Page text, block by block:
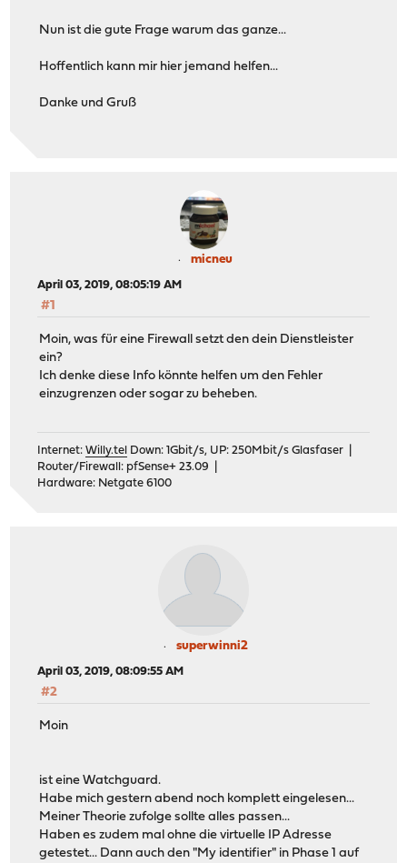
Nun ist die gute Frage warum das ganze...
Hoffentlich kann mir hier jemand helfen...
Danke und Gruß
micneu
April 03, 2019, 08:05:19 AM
#1
Moin, was für eine Firewall setzt den dein Dienstleister
ein?
Ich denke diese Info könnte helfen um den Fehler
einzugrenzen oder sogar zu beheben.
Internet:Willy.tel
Down: 1Gbit/s, UP: 250Mbit/s Glasfaser |
Router/Firewall: pfSense+ 23.09 |
Hardware: Netgate 6100
superwinni2
April 03, 2019, 08:09:55 AM
#2
Moin
ist eine Watchguard.
Habe mich gestern abend noch komplett eingelesen...
Meiner Theorie zufolge sollte alles passen...
Haben es zudem mal ohne die virtuelle IP Adresse
getestet... Dann auch den "My identifier" in Phase 1 auf